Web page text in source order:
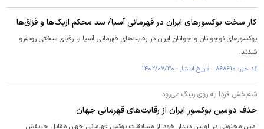
کار سخت بوکسور‌های ایران در قهرمانی آسیا/ سد محکم ازبک‌ها و قزاق‌ها
بوکسور‌های نوجوانان و جوانان ایران در رقابت‌های قهرمانی آسیا با رقبای سختی روبه‌رو
شدند.
کد خبر: ۸۶۸۶۱۰ تاریخ انتشار : ۱۴۰۲/۰۷/۳۰
شه‌بخش فردا به روی رینگ می‌رود
حذف دومین بوکسور ایران از رقابت‌های قهرمانی جهان
امین مجنونی در اولین دیدار خود از مسابقات بوکس قهرمانی جهان مقابل حریفش